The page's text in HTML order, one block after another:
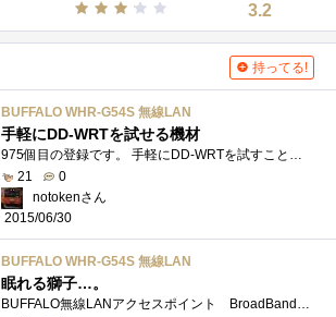
3.2
持ってる!
BUFFALO WHR-G54S 無線LAN
手軽にDD-WRTを試せる機材
975個目の登録です。 手軽にDD-WRTを試すことができるやつです。かなり古い機材ですが、VLANが切れたり、マルチSSIDができたりと、色々と便利な設�...
21
0
notokenさん
2015/06/30
BUFFALO WHR-G54S 無線LAN
眠れる獅子…。